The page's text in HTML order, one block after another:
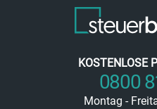
KOSTENLOSE
0800
Montag -